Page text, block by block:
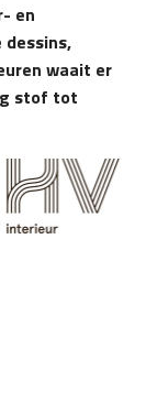
en
waait er
stof tot